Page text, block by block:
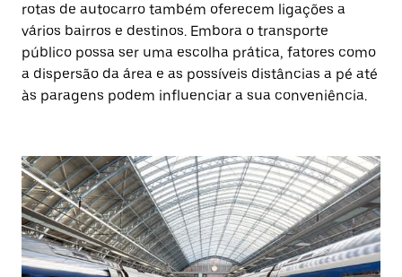
rotas de autocarro também oferecem ligações a
vários bairros e destinos. Embora o transporte
público possa ser uma escolha prática, fatores como
a dispersão da área e as possíveis distâncias a pé até
às paragens podem influenciar a sua conveniência.